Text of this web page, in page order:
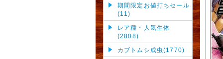
期間限定お値打ちセール
(11)
レア種・人気生体
(2808)
カブトムシ成虫(1770)